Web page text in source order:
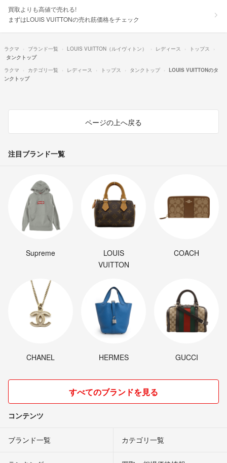
買取よりも高値で売れる!
まずはLOUIS VUITTONの売れ筋価格をチェック
ラクマ ブランド一覧 LOUIS VUITTON（ルイヴィトン） レディース
トップス
タンクトップ
ラクマ
カテゴリ一覧 レディース トップス タンクトップ
LOUIS VUITTONのタ
ンクトップ
ページの上へ戻る
注目ブランド一覧
Supreme
LOUIS
VUITTON
COACH
CHANEL HERMES GUCCI
すべてのブランドを見る
コンテンツ
ブランド一覧 カテゴリ一覧